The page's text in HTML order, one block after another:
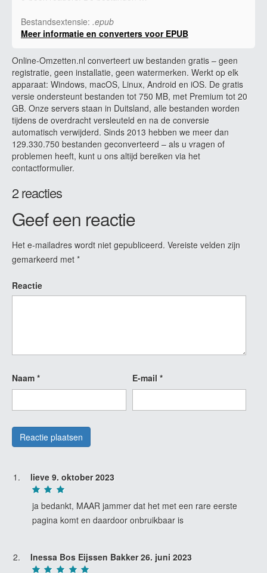
Bestandsextensie: .epub
Meer informatie en converters voor EPUB
Online-Omzetten.nl converteert uw bestanden gratis – geen
registratie, geen installatie, geen watermerken. Werkt op elk
apparaat: Windows, macOS, Linux, Android en iOS. De gratis
versie ondersteunt bestanden tot 750 MB, met Premium tot 20
GB. Onze servers staan in Duitsland, alle bestanden worden
tijdens de overdracht versleuteld en na de conversie
automatisch verwijderd. Sinds 2013 hebben we meer dan
129.330.750 bestanden geconverteerd – als u vragen of
problemen heeft, kunt u ons altijd bereiken via het
contactformulier.
2 reacties
Geef een reactie
Het e-mailadres wordt niet gepubliceerd. Vereiste velden zijn
gemarkeerd met *
Reactie
Naam * E-mail *
lieve 9. oktober 2023
ja bedankt, MAAR jammer dat het met een rare eerste
pagina komt en daardoor onbruikbaar is
Inessa Bos Eijssen Bakker26. juni 2023